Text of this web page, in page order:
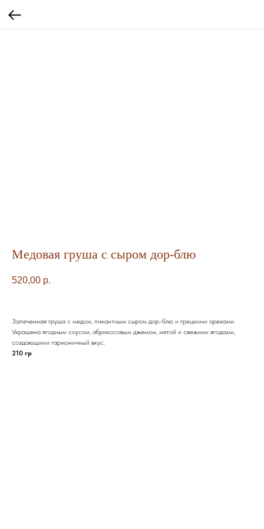
Медовая груша с сыром дор-блю
520,00 р.
Запеченная груша с медом, пикантным сыром дор-блю и грецкими орехами.
Украшена ягодным соусом, абрикосовым джемом, мятой и свежими ягодами,
создающими гармоничный вкус.
210 гр